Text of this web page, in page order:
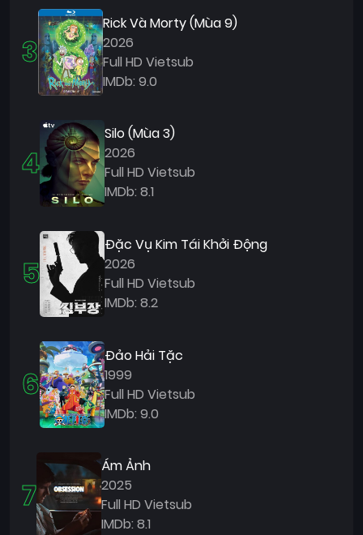
3
Rick Và Morty (Mùa 9)
2026
Full HD Vietsub
IMDb: 9.0
4
Silo (Mùa 3)
2026
Full HD Vietsub
IMDb: 8.1
5
Đặc Vụ Kim Tái Khởi Động
2026
Full HD Vietsub
IMDb: 8.2
6
Đảo Hải Tặc
1999
Full HD Vietsub
IMDb: 9.0
7
Ám Ảnh
2025
Full HD Vietsub
IMDb: 8.1